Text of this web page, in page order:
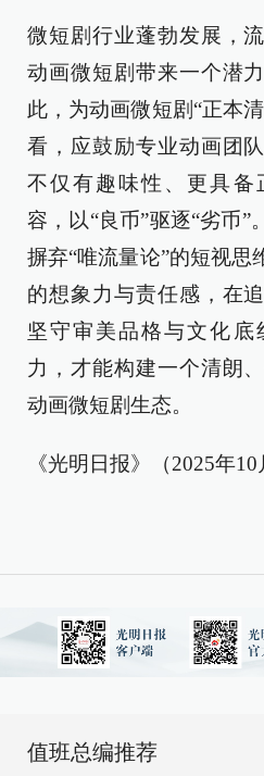
微短剧行业蓬勃发展，
动画微短剧带来一个潜
此，为动画微短剧“正本
看，应鼓励专业动画团
不仅有趣味性、更具备
容，以“良币”驱逐“劣币
摒弃“唯流量论”的短视思
的想象力与责任感，在
坚守审美品格与文化底
力，才能构建一个清朗
动画微短剧生态。
《光明日报》（2025年10
值班总编推荐